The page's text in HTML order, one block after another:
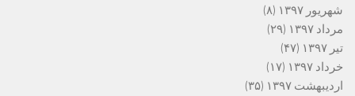
شهریور ۱۳۹۷
(۸)
مرداد ۱۳۹۷
(۲۹)
تیر ۱۳۹۷
(۴۷)
خرداد ۱۳۹۷
(۱۷)
اردیبهشت ۱۳۹۷
(۳۵)